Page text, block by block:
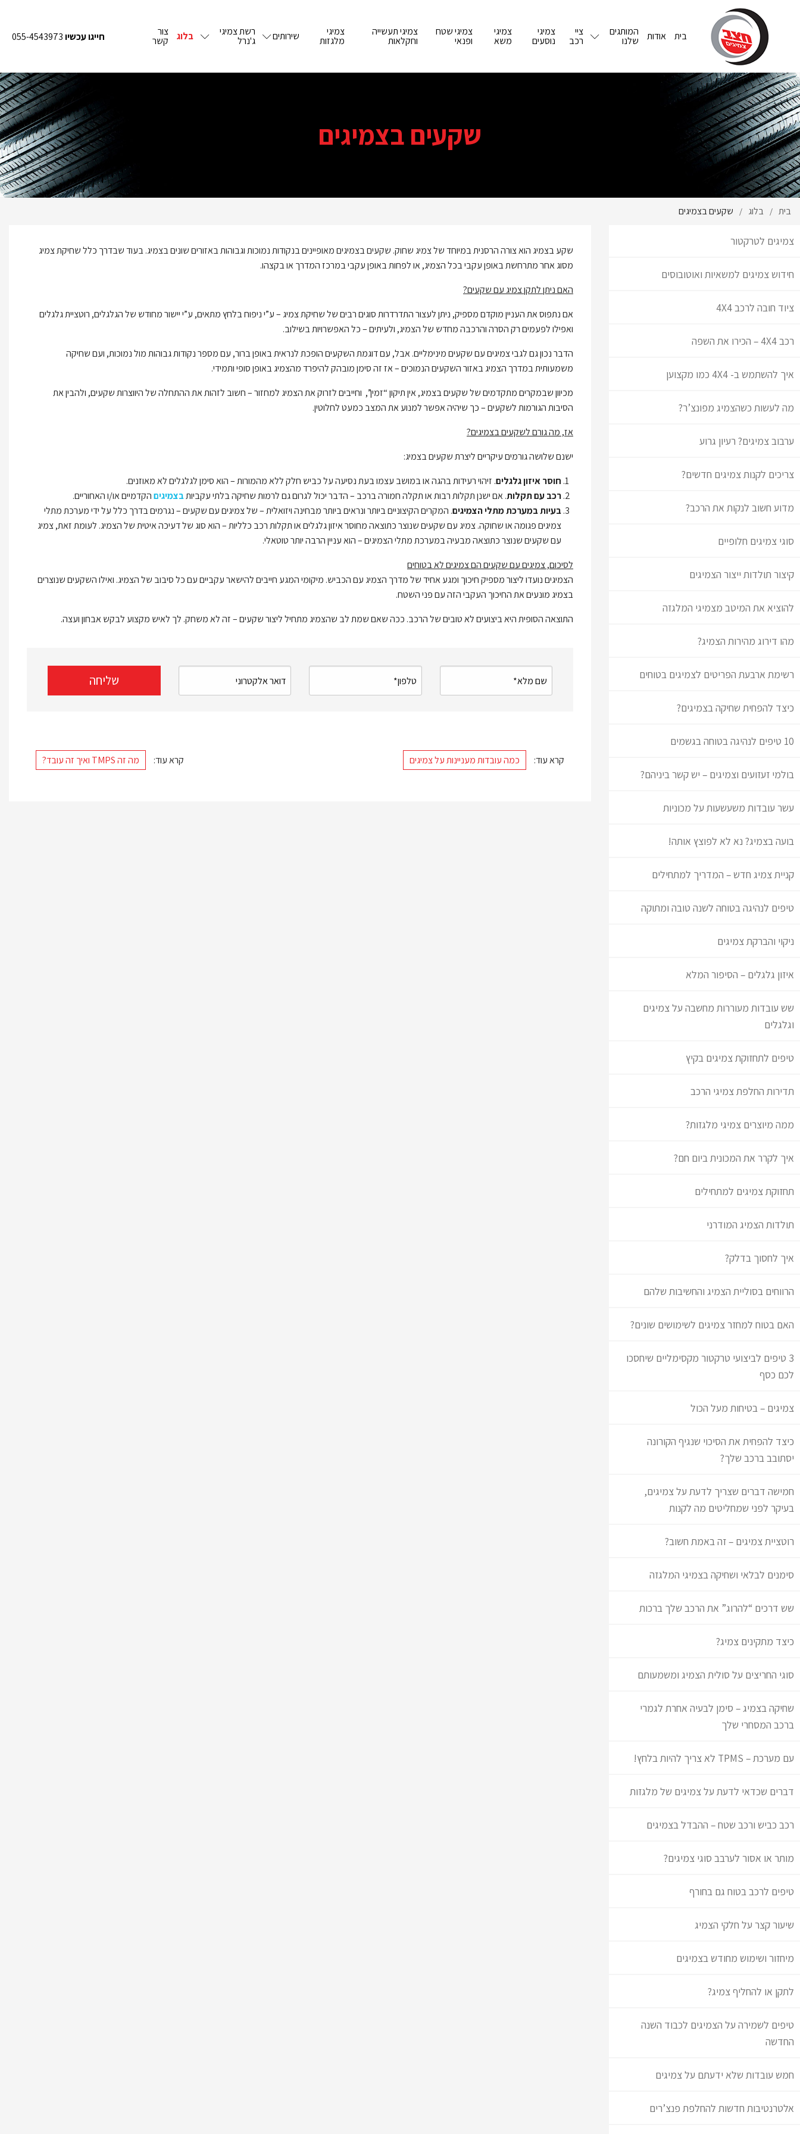
בית אודות המותגים
שלנו
ציי
רכב
צמיגי
נוסעים
צמיגי
משא
צמיגי שטח
ופנאי
צמיגי תעשייה
וחקלאות
צמיגי
מלגזות שירותים רשת צמיגי
ג'נרל בלוג צור
קשר חייגו עכשיו055-4543973
שקעים בצמיגים
בית / בלוג / שקעים בצמיגים
צמיגים לטרקטור
חידוש צמיגים למשאיות ואוטובוסים
ציוד חובה לרכב 4X4
רכב 4X4 – הכירו את השפה
איך להשתמש ב- 4X4 כמו מקצוען
מה לעשות כשהצמיג מפונצ’ר?
ערבוב צמיגים? רעיון גרוע
צריכים לקנות צמיגים חדשים?
מדוע חשוב לנקות את הרכב?
סוגי צמיגים חלופיים
קיצור תולדות ייצור הצמיגים
להוציא את המיטב מצמיגי המלגזה
מהו דירוג מהירות הצמיג?
רשימת ארבעת הפריטים לצמיגים בטוחים
כיצד להפחית שחיקה בצמיגים?
10 טיפים לנהיגה בטוחה בגשמים
בולמי זעזועים וצמיגים – יש קשר ביניהם?
עשר עובדות משעשעות על מכוניות
בועה בצמיג? נא לא לפוצץ אותה!
קניית צמיג חדש – המדריך למתחילים
טיפים לנהיגה בטוחה לשנה טובה ומתוקה
ניקוי והברקת צמיגים
איזון גלגלים – הסיפור המלא
שש עובדות מעוררות מחשבה על צמיגים
וגלגלים
טיפים לתחזוקת צמיגים בקיץ
תדירות החלפת צמיגי הרכב
ממה מיוצרים צמיגי מלגזות?
איך לקרר את המכונית ביום חם?
תחזוקת צמיגים למתחילים
תולדות הצמיג המודרני
איך לחסוך בדלק?
הרווחים בסוליית הצמיג והחשיבות שלהם
האם בטוח למחזר צמיגים לשימושים שונים?
3 טיפים לביצועי טרקטור מקסימליים שיחסכו
לכם כסף
צמיגים – בטיחות מעל הכול
כיצד להפחית את הסיכוי שנגיף הקורונה
יסתובב ברכב שלך?
חמישה דברים שצריך לדעת על צמיגים,
בעיקר לפני שמחליטים מה לקנות
רוטציית צמיגים – זה באמת חשוב?
סימנים לבלאי ושחיקה בצמיגי המלגזה
שש דרכים “להרוג” את הרכב שלך ברכות
כיצד מתקינים צמיג?
סוגי החריצים על סולית הצמיג ומשמעותם
שחיקה בצמיג – סימן לבעיה אחרת לגמרי
ברכב המסחרי שלך
עם מערכת – TPMS לא צריך להיות בלחץ!
דברים שכדאי לדעת על צמיגים של מלגזות
רכב כביש ורכב שטח – ההבדל בצמיגים
מותר או אסור לערבב סוגי צמיגים?
טיפים לרכב בטוח גם בחורף
שיעור קצר על חלקי הצמיג
מיחזור ושימוש מחודש בצמיגים
לתקן או להחליף צמיג?
טיפים לשמירה על הצמיגים לכבוד השנה
החדשה
חמש עובדות שלא ידעתם על צמיגים
אלטרנטיבות חדשות להחלפת פנצ’רים
שקע בצמיג הוא צורה הרסנית במיוחד של צמיג שחוק. שקעים בצמיגים מאופיינים בנקודות נמוכות וגבוהות באזורים שונים בצמיג. בעוד שבדרך כלל שחיקת צמיג
מסוג אחר מתרחשת באופן עקבי בכל הצמיג, או לפחות באופן עקבי במרכז המדרך או בקצהו.
האם ניתן לתקן צמיג עם שקעים?
אם נתפוס את העניין מוקדם מספיק, ניתן לעצור התדרדרות סוגים רבים של שחיקת צמיג – ע”י ניפוח בלחץ מתאים, ע”י יישור מחודש של הגלגלים, רוטציית גלגלים
ואפילו לפעמים רק הסרה והרכבה מחדש של הצמיג, ולעיתים – כל האפשרויות בשילוב.
הדבר נכון גם לגבי צמיגים עם שקעים מינימליים. אבל, עם דוגמת השקעים הופכת לנראית באופן ברור, עם מספר נקודות גבוהות מול נמוכות, ועם שחיקה
משמעותית במדרך הצמיג באזור השקעים הנמוכים – אז זה סימן מובהק להיפרד מהצמיג באופן סופי ותמידי.
מכיוון שבמקרים מתקדמים של שקעים בצמיג, אין תיקון “זמין”, וחייבים לזרוק את הצמיג למחזור – חשוב לזהות את ההתחלה של היווצרות שקעים, ולהבין את
הסיבות הגורמות לשקעים – כך שיהיה אפשר למנוע את המצב כמעט לחלוטין.
אז, מה גורם לשקעים בצמיגים?
ישנם שלושה גורמים עיקריים ליצרת שקעים בצמיג:
חוסר איזון גלגלים. זיהוי רעידות בהגה או במושב עצמו בעת נסיעה על כביש חלק ללא מהמורות – הוא סימן לגלגלים לא מאוזנים.
רכב עם תקלות. אם ישנן תקלות רבות או תקלה חמורה ברכב – הדבר יכול לגרום גם לרמות שחיקה בלתי עקביותבצמיגיםהקדמיים או/ו האחוריים.
בעיות במערכת מתלי הצמיגים. המקרים הקיצוניים ביותר ונראים ביותר מבחינה ויזואלית – של צמיגים עם שקעים – נגרמים בדרך כלל על ידי מערכת מתלי
צמיגים פגומה או שחוקה. צמיג עם שקעים שנוצר כתוצאה מחוסר איזון גלגלים או תקלות רכב כלליות – הוא סוג של דעיכה איטית של הצמיג. לעומת זאת, צמיג
עם שקעים שנוצר כתוצאה מבעיה במערכת מתלי הצמיגים – הוא עניין הרבה יותר טוטאלי.
לסיכום, צמיגים עם שקעים הם צמיגים לא בטוחים
הצמיגים נועדו ליצור מספיק חיכוך ומגע אחיד של מדרך הצמיג עם הכביש. מיקומי המגע חייבים להישאר עקביים עם כל סיבוב של הצמיג. ואילו השקעים שנוצרים
בצמיג מונעים את החיכוך העקבי הזה עם פני השטח.
התוצאה הסופית היא ביצועים לא טובים של הרכב. ככה שאם שמת לב שהצמיג מתחיל ליצור שקעים – זה לא משחק. לך לאיש מקצוע לבקש אבחון ועצה.
קרא עוד: כמה עובדות מעניינות על צמיגים קרא עוד: מה זה TMPS ואיך זה עובד?